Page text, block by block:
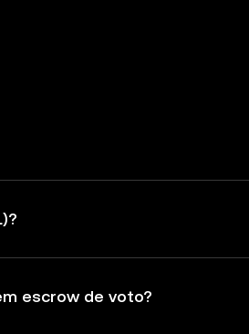
escrow de voto?